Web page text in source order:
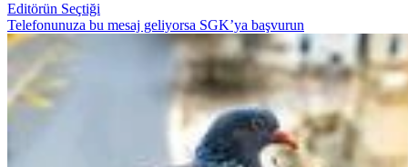
Editörün Seçtiği
Telefonunuza bu mesaj geliyorsa SGK’ya başvurun